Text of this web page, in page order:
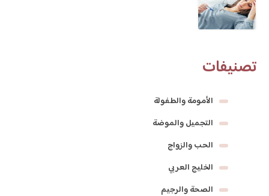
تصنيفات
الأمومة والطفولة
التجميل والموضة
الحب والزواج
الخليج العربي
الصحة والرجيم